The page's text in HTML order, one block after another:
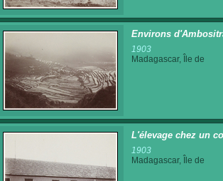
Environs
1903
Madagascar, Île de
L'élevage chez un
1903
Madagascar, Île de